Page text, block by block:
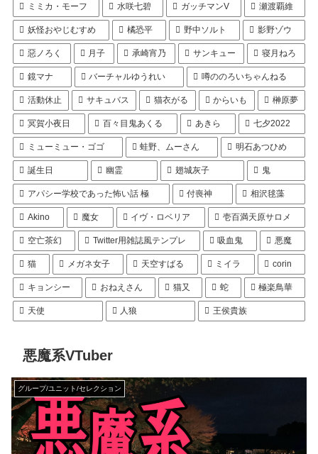
ミミカ・モーフ 水咲七碧 ガッチマンV 瀬渡覇維
妖怪おやじむすめ 橘恐平 野中ソルト 影野ゾウ
惡ノろく 月子 承崎宵乃 サンキュー 寝月ねろ
鏡マナ バーチャルゆうれい 噂ののろいちゃんねる
活動休止 サキュバス 猫衣がる からいも 榊原夢
冥賀小夜日 百々目鬼あくる あきら 七夕2022
ミューミュー・ゴゴ 蛙野、ムーさん 明石あつひめ
誕生日 幽霊 翅城灰子 鬼
アパシー学校であった怖い話 極 付喪神 相沢毬藻
Akino 魔女 イヴ・ロベリア 壱百満天原サロメ
空亡茶幻 Twitter用雑誌風テンプレ 吸血鬼 悪魔
猫 メガネ女子 天空すばる ミイラ corin
キョンシー おねえさん 猫又 蛇 極楽鳥華
天使 人狼 王侯貴族
悪魔系VTuber
グループ/ユニット/セレクション